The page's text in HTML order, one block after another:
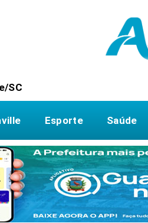
SC
Esporte Saúde